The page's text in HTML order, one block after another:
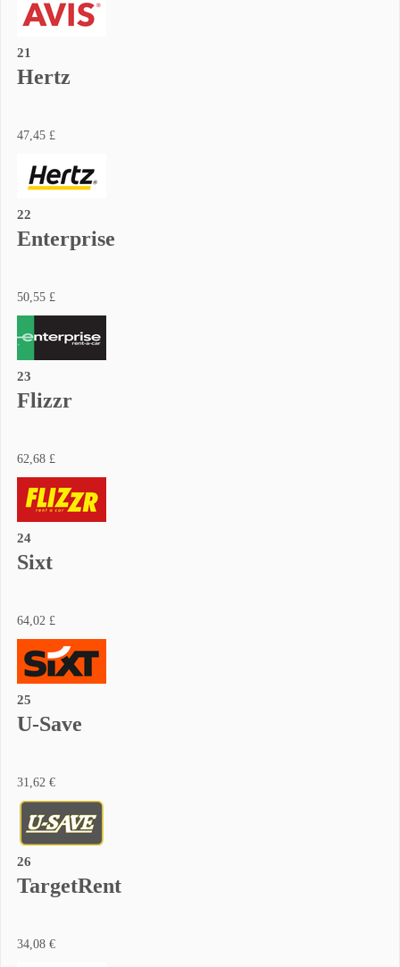
21
Hertz
47,45 £
22
Enterprise
50,55 £
23
Flizzr
62,68 £
24
Sixt
64,02 £
25
U-Save
31,62 €
26
TargetRent
34,08 €